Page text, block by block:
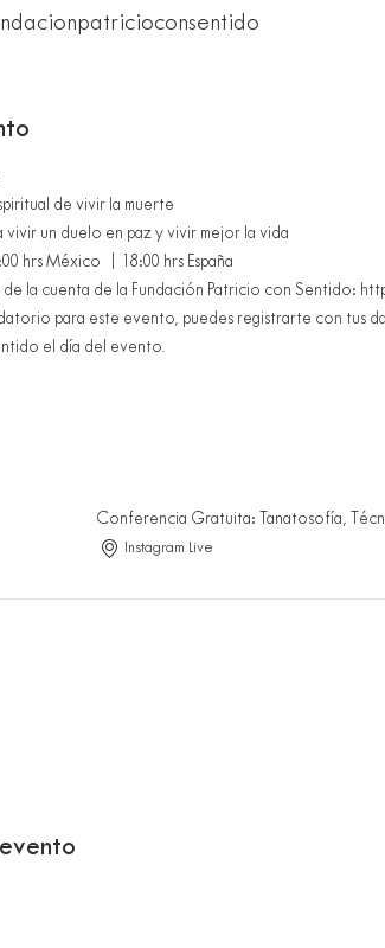
de vivir la muerte
vivir un duelo en paz y vivir mejor la vida
hrs México  | 18:00 hrs España
de la cuenta de la Fundación Patricio con Sentido:
para este evento, puedes registrarte con tus
el día del evento.
Conferencia Gratuita: Tanatosofía,
Instagram Live